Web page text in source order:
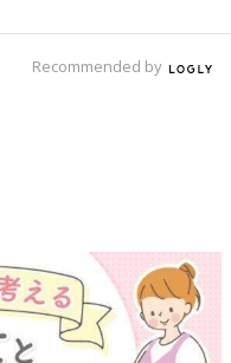
ゆ～らゆら
Recommended by